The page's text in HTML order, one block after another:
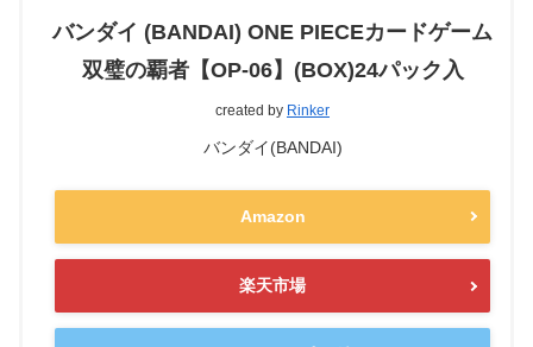
バンダイ (BANDAI) ONE PIECEカードゲーム
双璧の覇者【OP-06】(BOX)24パック入
created by Rinker
バンダイ(BANDAI)
Amazon
楽天市場